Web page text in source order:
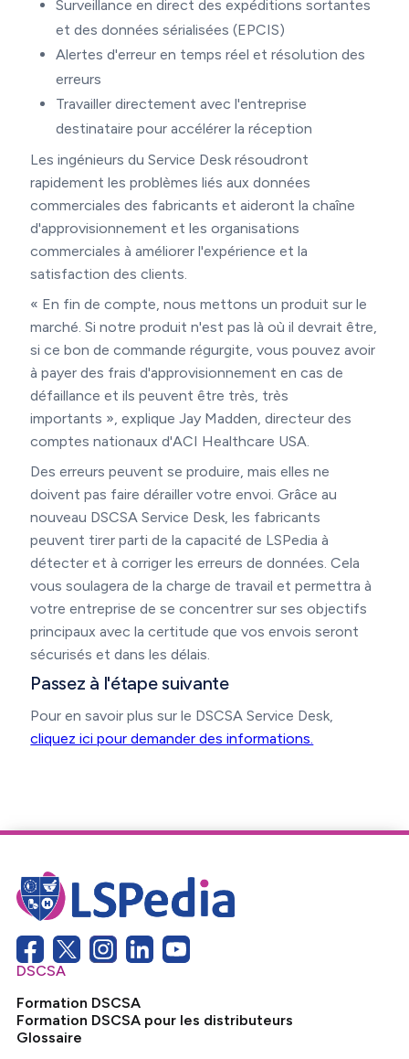
Surveillance en direct des expéditions sortantes
et des données sérialisées (EPCIS)
Alertes d'erreur en temps réel et résolution des
erreurs
Travailler directement avec l'entreprise
destinataire pour accélérer la réception
Les ingénieurs du Service Desk résoudront
rapidement les problèmes liés aux données
commerciales des fabricants et aideront la chaîne
d'approvisionnement et les organisations
commerciales à améliorer l'expérience et la
satisfaction des clients.
« En fin de compte, nous mettons un produit sur le
marché. Si notre produit n'est pas là où il devrait être,
si ce bon de commande régurgite, vous pouvez avoir
à payer des frais d'approvisionnement en cas de
défaillance et ils peuvent être très, très
importants », explique Jay Madden, directeur des
comptes nationaux d'ACI Healthcare USA.
Des erreurs peuvent se produire, mais elles ne
doivent pas faire dérailler votre envoi. Grâce au
nouveau DSCSA Service Desk, les fabricants
peuvent tirer parti de la capacité de LSPedia à
détecter et à corriger les erreurs de données. Cela
vous soulagera de la charge de travail et permettra à
votre entreprise de se concentrer sur ses objectifs
principaux avec la certitude que vos envois seront
sécurisés et dans les délais.
Passez à l'étape suivante
Pour en savoir plus sur le DSCSA Service Desk,
cliquez ici pour demander des informations.
DSCSA
Formation DSCSA
Formation DSCSA pour les distributeurs
Glossaire